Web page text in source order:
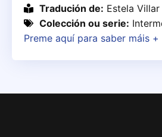
Tradución de: Estela
Colección ou serie:
Preme aquí para saber máis +